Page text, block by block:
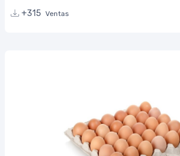
+315 Ventas